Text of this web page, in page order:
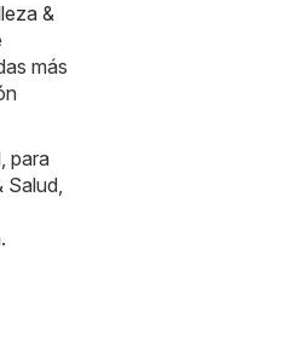
&
más
para
Salud,